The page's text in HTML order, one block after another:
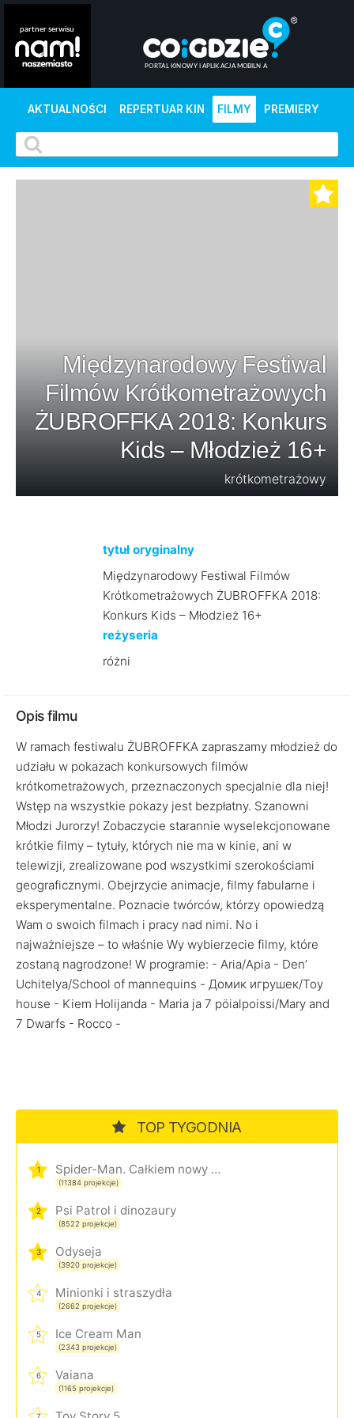
AKTUALNOŚCI REPERTUAR KIN FILMY PREMIERY
Międzynarodowy Festiwal
Filmów Krótkometrażowych
ŻUBROFFKA 2018: Konkurs
Kids – Młodzież 16+
krótkometrażowy
tytuł oryginalny
Międzynarodowy Festiwal Filmów
Krótkometrażowych ŻUBROFFKA 2018:
Konkurs Kids – Młodzież 16+
reżyseria
różni
Opis filmu
W ramach festiwalu ŻUBROFFKA zapraszamy młodzież do
udziału w pokazach konkursowych filmów
krótkometrażowych, przeznaczonych specjalnie dla niej!
Wstęp na wszystkie pokazy jest bezpłatny. Szanowni
Młodzi Jurorzy! Zobaczycie starannie wyselekcjonowane
krótkie filmy – tytuły, których nie ma w kinie, ani w
telewizji, zrealizowane pod wszystkimi szerokościami
geograficznymi. Obejrzycie animacje, filmy fabularne i
eksperymentalne. Poznacie twórców, którzy opowiedzą
Wam o swoich filmach i pracy nad nimi. No i
najważniejsze – to właśnie Wy wybierzecie filmy, które
zostaną nagrodzone! W programie: - Aria/Apia - Den’
Uchitelya/School of mannequins - Домик игрушек/Toy
house - Kiem Holijanda - Maria ja 7 pöialpoissi/Mary and
7 Dwarfs - Rocco -
TOP TYGODNIA
1 Spider-Man. Całkiem nowy dzień
(11384 projekcje)
2 Psi Patrol i dinozaury
(8522 projekcje)
3 Odyseja
(3920 projekcje)
4 Minionki i straszydła
(2662 projekcje)
5 Ice Cream Man
(2343 projekcje)
6 Vaiana
(1165 projekcje)